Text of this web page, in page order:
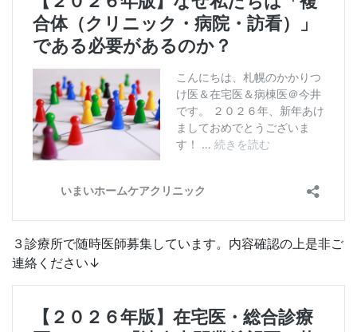
３診療所で随時医師募集しています。内容確認の上是非ご
連絡ください↓